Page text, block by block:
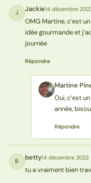
J Jackie14 décembre
OMG Martine, c’est
idée gourmande et
journée
Répondre
MP Martine
Oui, c’est
année,
Répondre
B betty14 décembre 2023
tu a vraiment bien